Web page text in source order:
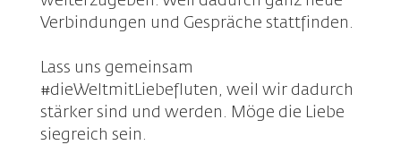
Verbindungen und Gespräche stattfinden.
Lass uns gemeinsam
#dieWeltmitLiebefluten, weil wir dadurch
stärker sind und werden. Möge die Liebe
siegreich sein.